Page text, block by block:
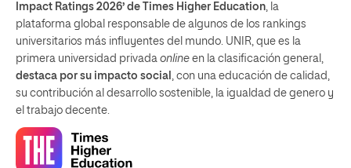
Impact Ratings 2026’ de Times Higher Education , la
plataforma global responsable de algunos de los rankings
universitarios más influyentes del mundo. UNIR, que es la
primera universidad privada online en la clasificación general,
destaca por su impacto social
, con una educación de calidad,
su contribución al desarrollo sostenible, la igualdad de genero y
el trabajo decente.